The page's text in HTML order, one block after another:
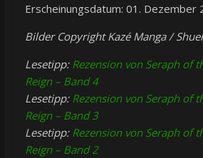
Erscheinungsdatum: 01. Dezember
Bilder Copyright Kazé Manga /
Lesetipp: Rezension von Seraph of
Reign – Band 4
Lesetipp: Rezension von Seraph of
Reign – Band 3
Lesetipp: Rezension von Seraph of
Reign – Band 2